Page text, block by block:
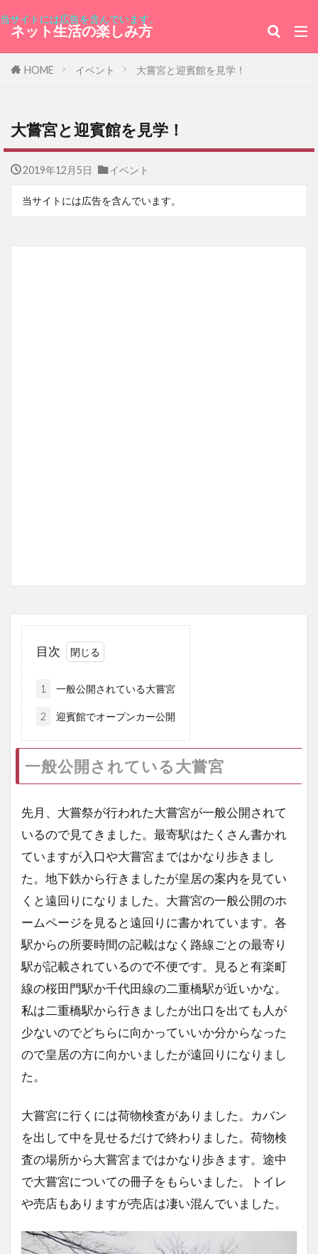
当サイトには広告を含んでいます。
ネット生活の楽しみ方
HOME イベント 大嘗宮と迎賓館を見学！
大嘗宮と迎賓館を見学！
2019年12月5日 イベント
当サイトには広告を含んでいます。
目次
1 一般公開されている大嘗宮
2 迎賓館でオープンカー公開
一般公開されている大嘗宮
先月、大嘗祭が行われた大嘗宮が一般公開されて
いるので見てきました。最寄駅はたくさん書かれ
ていますが入口や大嘗宮まではかなり歩きまし
た。地下鉄から行きましたが皇居の案内を見てい
くと遠回りになりました。大嘗宮の一般公開のホ
ームページを見ると遠回りに書かれています。各
駅からの所要時間の記載はなく路線ごとの最寄り
駅が記載されているので不便です。見ると有楽町
線の桜田門駅か千代田線の二重橋駅が近いかな。
私は二重橋駅から行きましたが出口を出ても人が
少ないのでどちらに向かっていいか分からなった
ので皇居の方に向かいましたが遠回りになりまし
た。
大嘗宮に行くには荷物検査がありました。カバン
を出して中を見せるだけで終わりました。荷物検
査の場所から大嘗宮まではかなり歩きます。途中
で大嘗宮についての冊子をもらいました。トイレ
や売店もありますが売店は凄い混んでいました。